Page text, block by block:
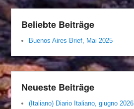
Beliebte Beiträge
Buenos Aires Brief, Mai 2025
Neueste Beiträge
(Italiano) Diario Italiano, giugno 2026